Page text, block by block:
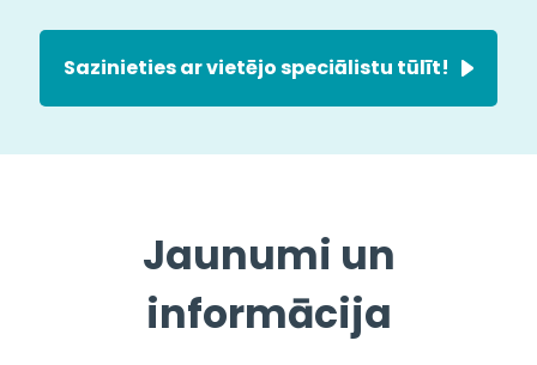
Sazinieties ar vietējo speciālistu tūlīt!
Jaunumi un
informācija